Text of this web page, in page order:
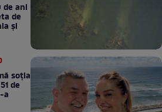
de ani
de
şi
soţia
de
a